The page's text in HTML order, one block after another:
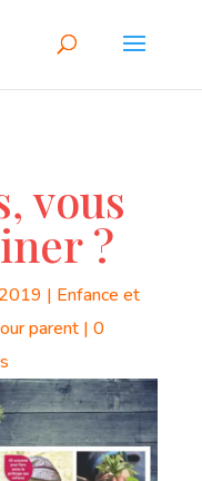
vous
?
| Enfance et
parent| 0